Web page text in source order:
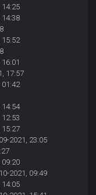
14:25
14:38
15:52
17:57
01:42
14:54
15:27
2021, 23:05
09:20
2021, 09:49
14:05